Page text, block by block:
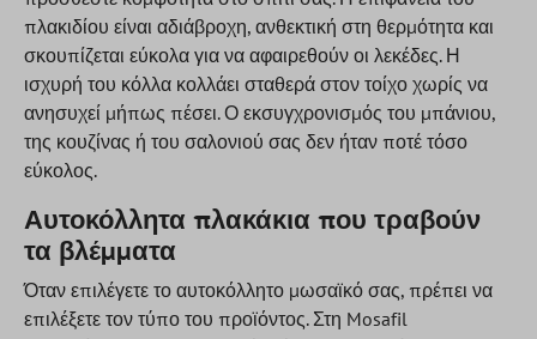
πλακιδίου είναι αδιάβροχη, ανθεκτική στη θερμότητα και
σκουπίζεται εύκολα για να αφαιρεθούν οι λεκέδες. Η
ισχυρή του κόλλα κολλάει σταθερά στον τοίχο χωρίς να
ανησυχεί μήπως πέσει. Ο εκσυγχρονισμός του μπάνιου,
της κουζίνας ή του σαλονιού σας δεν ήταν ποτέ τόσο
εύκολος.
Αυτοκόλλητα πλακάκια που τραβούν
τα βλέμματα
Όταν επιλέγετε το αυτοκόλλητο μωσαϊκό σας, πρέπει να
επιλέξετε τον τύπο του προϊόντος. Στη Mosafil